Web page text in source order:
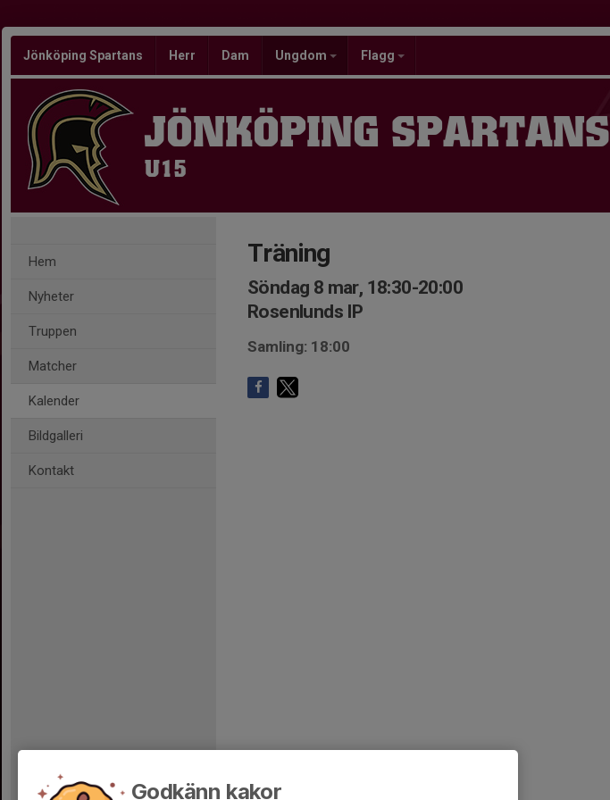
Jönköping Spartans Herr Dam Ungdom Flagg
JÖNKÖPING SPARTANS
U15
Hem
Nyheter
Truppen
Matcher
Kalender
Bildgalleri
Kontakt
Träning
Söndag 8 mar, 18:30-20:00
Rosenlunds IP
Samling: 18:00
Godkänn kakor